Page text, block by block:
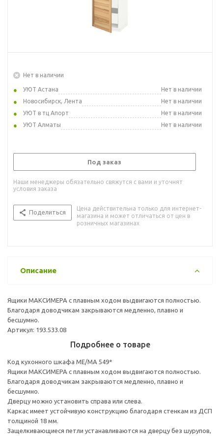
Нет в наличии
УЮТ Астана
Нет в наличии
Новосибирск, Лента
Нет в наличии
УЮТ в тц Апорт
Нет в наличии
УЮТ Алматы
Нет в наличии
Под заказ
Наши менеджеры обязательно свяжутся с вами и уточнят
условия заказа
Поделиться
Цена действительна только для интернет-
магазина и может отличаться от цен в
розничных магазинах
Описание
Ящики МАКСИМЕРА с плавным ходом выдвигаются полностью.
Благодаря доводчикам закрываются медленно, плавно и
бесшумно.
Артикул: 193.533.08
Подробнее о товаре
Код кухонного шкафа ME/MA 549*
Ящики МАКСИМЕРА с плавным ходом выдвигаются полностью.
Благодаря доводчикам закрываются медленно, плавно и
бесшумно.
Дверцу можно установить справа или слева.
Каркас имеет устойчивую конструкцию благодаря стенкам из ДСП
толщиной 18 мм.
Защелкивающиеся петли устанавливаются на дверцу без шурупов,